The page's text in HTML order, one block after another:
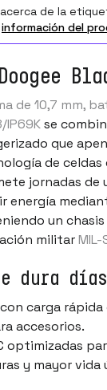
de la
información del
de 10,7 mm,
IP69Kse
que
de
jornadas de
energía
un
militarMIL-
dura días
con carga rápida
accesorios.
optimizadas
y mayor vida